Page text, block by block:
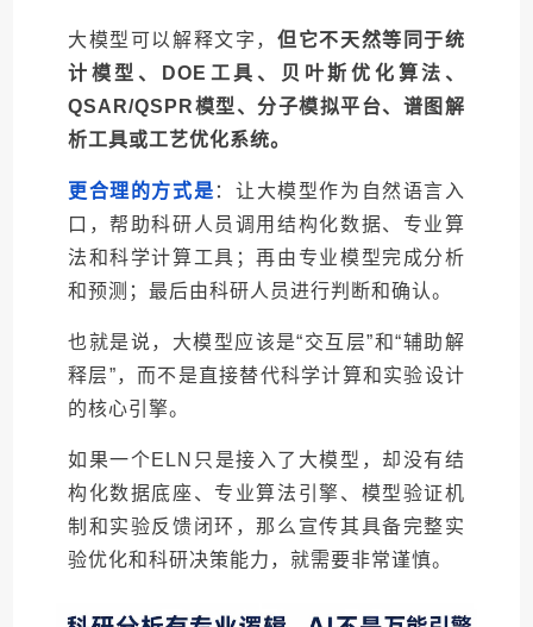
大模型可以解释文字，但它不天然等同于统
计模型、DOE工具、贝叶斯优化算法、
QSAR/QSPR模型、分子模拟平台、谱图解
析工具或工艺优化系统。
更合理的方式是 ： 让大模型作为自然语言入
口，帮助科研人员调用结构化数据、专业算
法和科学计算工具；再由专业模型完成分析
和预测；最后由科研人员进行判断和确认。
也就是说，大模型应该是“交互层”和“辅助解
释层”，而不是直接替代科学计算和实验设计
的核心引擎。
如果一个ELN只是接入了大模型，却没有结
构化数据底座、专业算法引擎、模型验证机
制和实验反馈闭环，那么宣传其具备完整实
验优化和科研决策能力，就需要非常谨慎。